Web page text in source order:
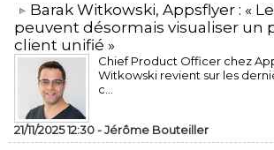
​Barak Witkowski, Appsflyer : «
peuvent désormais visualiser un
client unifié »
Chief Product Officer chez
Witkowski revient sur les
c...
21/11/2025 12:30 -Jérôme Bouteiller